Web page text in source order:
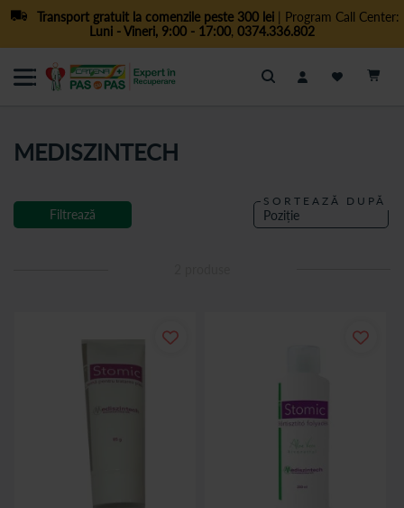
Transport gratuit la comenzile peste 300 lei| Program Call Center:
Luni - Vineri, 9:00 - 17:00, 0374.336.802
Cautare
MEDISZINTECH
SORTEAZĂ DUPĂ
Filtrează